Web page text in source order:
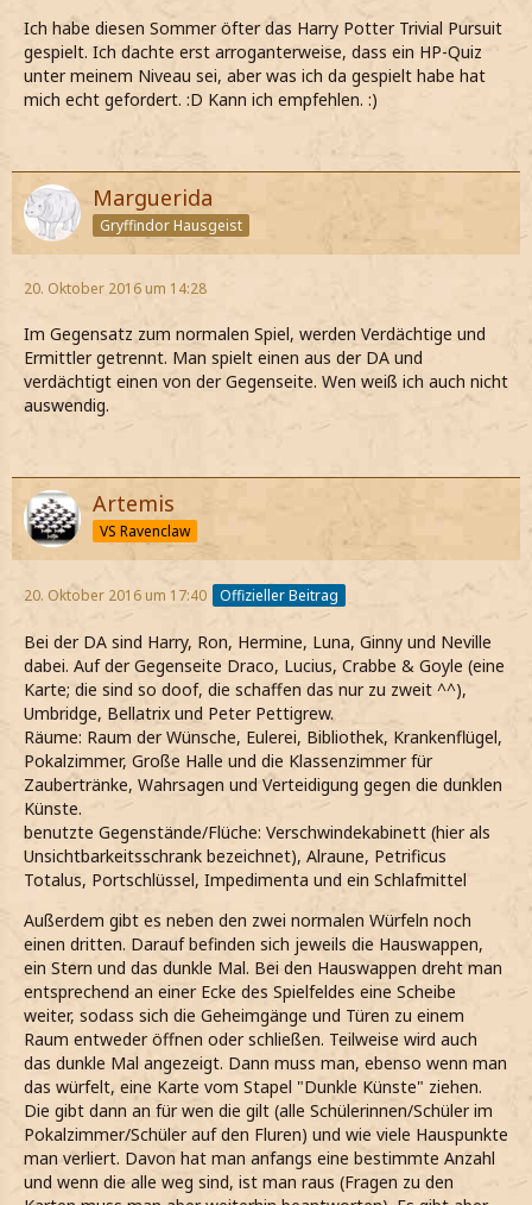
Ich habe diesen Sommer öfter das Harry Potter Trivial Pursuit
gespielt. Ich dachte erst arroganterweise, dass ein HP-Quiz
unter meinem Niveau sei, aber was ich da gespielt habe hat
mich echt gefordert. :D Kann ich empfehlen. :)
Marguerida
Gryffindor Hausgeist
20. Oktober 2016 um 14:28
Im Gegensatz zum normalen Spiel, werden Verdächtige und
Ermittler getrennt. Man spielt einen aus der DA und
verdächtigt einen von der Gegenseite. Wen weiß ich auch nicht
auswendig.
Artemis
VS Ravenclaw
20. Oktober 2016 um 17:40 Offizieller Beitrag
Bei der DA sind Harry, Ron, Hermine, Luna, Ginny und Neville
dabei. Auf der Gegenseite Draco, Lucius, Crabbe & Goyle (eine
Karte; die sind so doof, die schaffen das nur zu zweit ^^),
Umbridge, Bellatrix und Peter Pettigrew.
Räume: Raum der Wünsche, Eulerei, Bibliothek, Krankenflügel,
Pokalzimmer, Große Halle und die Klassenzimmer für
Zaubertränke, Wahrsagen und Verteidigung gegen die dunklen
Künste.
benutzte Gegenstände/Flüche: Verschwindekabinett (hier als
Unsichtbarkeitsschrank bezeichnet), Alraune, Petrificus
Totalus, Portschlüssel, Impedimenta und ein Schlafmittel
Außerdem gibt es neben den zwei normalen Würfeln noch
einen dritten. Darauf befinden sich jeweils die Hauswappen,
ein Stern und das dunkle Mal. Bei den Hauswappen dreht man
entsprechend an einer Ecke des Spielfeldes eine Scheibe
weiter, sodass sich die Geheimgänge und Türen zu einem
Raum entweder öffnen oder schließen. Teilweise wird auch
das dunkle Mal angezeigt. Dann muss man, ebenso wenn man
das würfelt, eine Karte vom Stapel "Dunkle Künste" ziehen.
Die gibt dann an für wen die gilt (alle Schülerinnen/Schüler im
Pokalzimmer/Schüler auf den Fluren) und wie viele Hauspunkte
man verliert. Davon hat man anfangs eine bestimmte Anzahl
und wenn die alle weg sind, ist man raus (Fragen zu den